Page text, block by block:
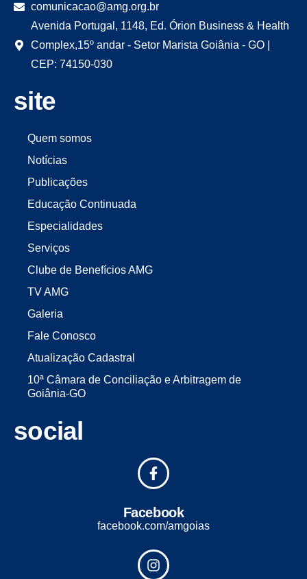
comunicacao@amg.org.br
Avenida Portugal, 1148, Ed. Órion Business & Health
Complex,15º andar - Setor Marista Goiânia - GO |
CEP: 74150-030
site
Quem somos
Notícias
Publicações
Educação Continuada
Especialidades
Serviços
Clube de Benefícios AMG
TV AMG
Galeria
Fale Conosco
Atualização Cadastral
10ª Câmara de Conciliação e Arbitragem de
Goiânia-GO
social
Facebook
facebook.com/amgoias